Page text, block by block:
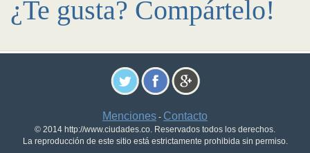
¿Te gusta? Compártelo!
Menciones - Contacto
© 2014 http://www.ciudades.co. Reservados todos los derechos.
La reproducción de este sitio está estrictamente prohibida sin permiso.